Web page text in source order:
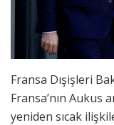
Fransa Dışişleri
Fransa’nın Aukus
yeniden sıcak